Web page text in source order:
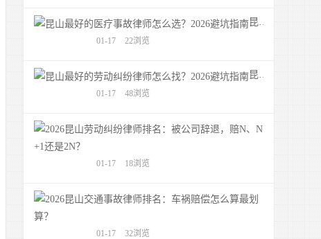
昆山最好的医疗事故律师怎么选？2026避坑指南
01-17 22浏览
昆山最好的劳动纠纷律师怎么找？2026避坑指南
01-17 48浏览
01-17 18浏览
01-17 32浏览